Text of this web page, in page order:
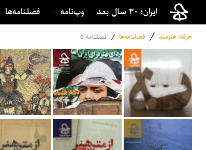
ایران؛ ۳۰ سال بعد وب‌نامه فصلنامه‌ها
حرفه: هنرمند / فصلنامه‌ها / فصلنامه ۵